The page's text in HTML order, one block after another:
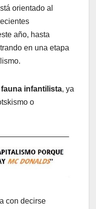
orientado al
año, hasta
en una etapa
infantilista, ya
o
con decirse